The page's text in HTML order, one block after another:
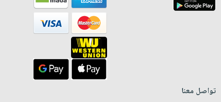
تواصل معنا